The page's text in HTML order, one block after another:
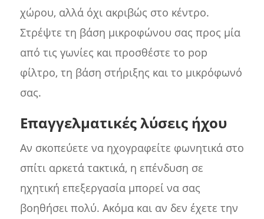
χώρου, αλλά όχι ακριβώς στο κέντρο.
Στρέψτε τη βάση μικροφώνου σας προς μία
από τις γωνίες και προσθέστε το pop
φίλτρο, τη βάση στήριξης και το μικρόφωνό
σας.
Επαγγελματικές λύσεις ήχου
Αν σκοπεύετε να ηχογραφείτε φωνητικά στο
σπίτι αρκετά τακτικά, η επένδυση σε
ηχητική επεξεργασία μπορεί να σας
βοηθήσει πολύ. Ακόμα και αν δεν έχετε την